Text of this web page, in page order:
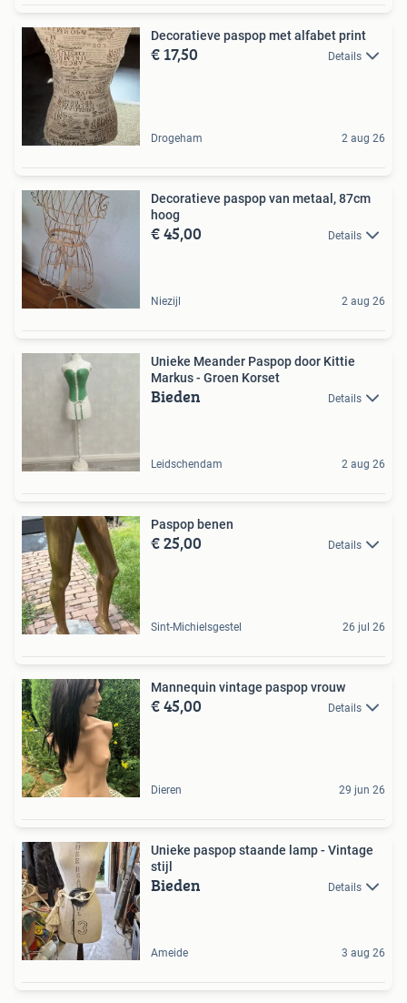
Decoratieve paspop met alfabet print
€ 17,50 Details
Drogeham 2 aug 26
Decoratieve paspop van metaal, 87cm
hoog
€ 45,00 Details
Niezijl 2 aug 26
Unieke Meander Paspop door Kittie
Markus - Groen Korset
Bieden Details
Leidschendam 2 aug 26
Paspop benen
€ 25,00 Details
Sint-Michielsgestel 26 jul 26
Mannequin vintage paspop vrouw
€ 45,00 Details
Dieren 29 jun 26
Unieke paspop staande lamp - Vintage
stijl
Bieden Details
Ameide 3 aug 26